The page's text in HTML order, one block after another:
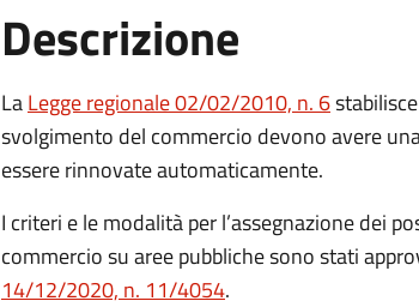
Descrizione
LaLegge regionale 02/02/2010, n. 6
svolgimento del commercio devono avere
essere rinnovate automaticamente.
I criteri e le modalità per l’assegnazione dei
commercio su aree pubbliche sono stati
14/12/2020, n. 11/4054.